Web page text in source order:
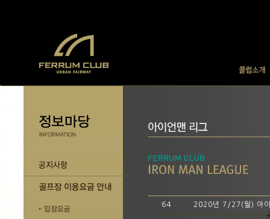
64 2020년 7/27(월) 아이